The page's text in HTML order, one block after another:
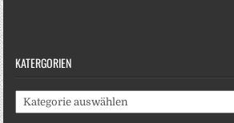
KATERGORIEN
Katergorien